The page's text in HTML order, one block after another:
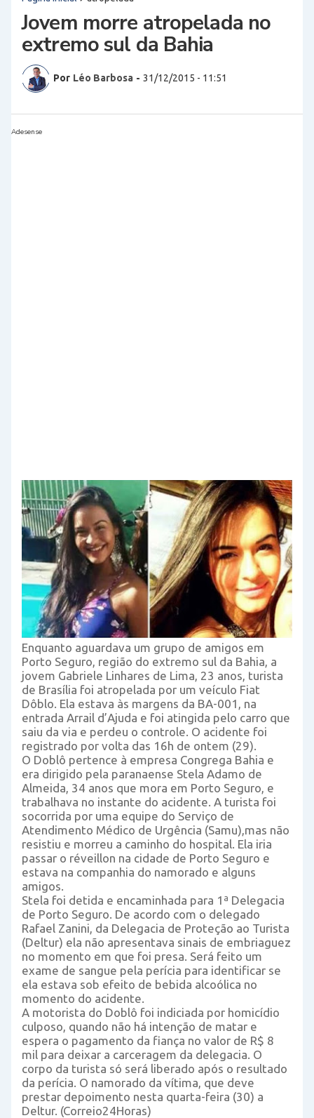
Jovem morre atropelada no
extremo sul da Bahia
Por Léo Barbosa - 31/12/2015 - 11:51
Adesense
Enquanto aguardava um grupo de amigos em
Porto Seguro, região do extremo sul da Bahia, a
jovem Gabriele Linhares de Lima, 23 anos, turista
de Brasília foi atropelada por um veículo Fiat
Dôblo. Ela estava às margens da BA-001, na
entrada Arrail d’Ajuda e foi atingida pelo carro que
saiu da via e perdeu o controle. O acidente foi
registrado por volta das 16h de ontem (29).
O Doblô pertence à empresa Congrega Bahia e
era dirigido pela paranaense Stela Adamo de
Almeida, 34 anos que mora em Porto Seguro, e
trabalhava no instante do acidente. A turista foi
socorrida por uma equipe do Serviço de
Atendimento Médico de Urgência (Samu),mas não
resistiu e morreu a caminho do hospital. Ela iria
passar o réveillon na cidade de Porto Seguro e
estava na companhia do namorado e alguns
amigos.
Stela foi detida e encaminhada para 1ª Delegacia
de Porto Seguro. De acordo com o delegado
Rafael Zanini, da Delegacia de Proteção ao Turista
(Deltur) ela não apresentava sinais de embriaguez
no momento em que foi presa. Será feito um
exame de sangue pela perícia para identificar se
ela estava sob efeito de bebida alcoólica no
momento do acidente.
A motorista do Doblô foi indiciada por homicídio
culposo, quando não há intenção de matar e
espera o pagamento da fiança no valor de R$ 8
mil para deixar a carceragem da delegacia. O
corpo da turista só será liberado após o resultado
da perícia. O namorado da vítima, que deve
prestar depoimento nesta quarta-feira (30) a
Deltur. (Correio24Horas)